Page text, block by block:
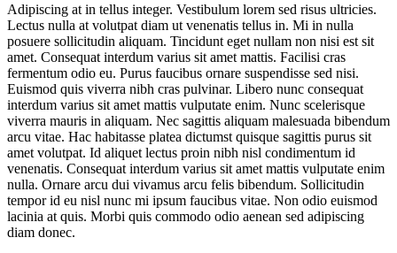
Adipiscing at in tellus integer. Vestibulum lorem sed risus ultricies.
Lectus nulla at volutpat diam ut venenatis tellus in. Mi in nulla
posuere sollicitudin aliquam. Tincidunt eget nullam non nisi est sit
amet. Consequat interdum varius sit amet mattis. Facilisi cras
fermentum odio eu. Purus faucibus ornare suspendisse sed nisi.
Euismod quis viverra nibh cras pulvinar. Libero nunc consequat
interdum varius sit amet mattis vulputate enim. Nunc scelerisque
viverra mauris in aliquam. Nec sagittis aliquam malesuada bibendum
arcu vitae. Hac habitasse platea dictumst quisque sagittis purus sit
amet volutpat. Id aliquet lectus proin nibh nisl condimentum id
venenatis. Consequat interdum varius sit amet mattis vulputate enim
nulla. Ornare arcu dui vivamus arcu felis bibendum. Sollicitudin
tempor id eu nisl nunc mi ipsum faucibus vitae. Non odio euismod
lacinia at quis. Morbi quis commodo odio aenean sed adipiscing
diam donec.